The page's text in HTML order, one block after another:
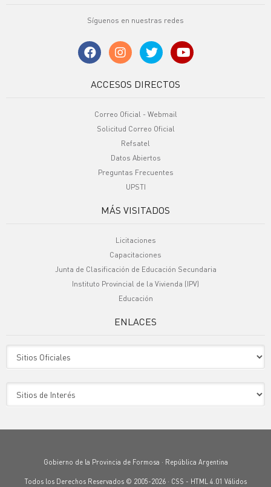
Síguenos en nuestras redes
ACCESOS DIRECTOS
Correo Oficial - Webmail
Solicitud Correo Oficial
Refsatel
Datos Abiertos
Preguntas Frecuentes
UPSTI
MÁS VISITADOS
Licitaciones
Capacitaciones
Junta de Clasificación de Educación Secundaria
Instituto Provincial de la Vivienda (IPV)
Educación
ENLACES
Gobierno de la Provincia de Formosa · República Argentina
Todos los Derechos Reservados © 2005-2026 · CSS - HTML 4.01 Válidos